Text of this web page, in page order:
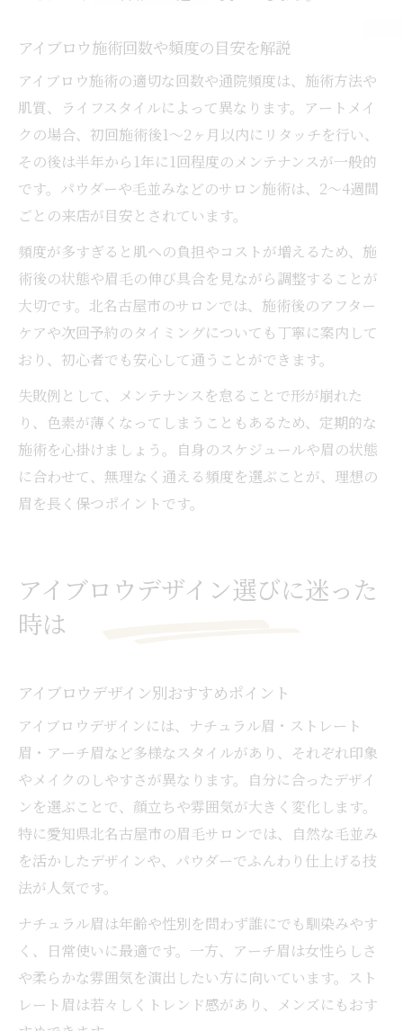
アイブロウ施術回数や頻度の目安を解説
アイブロウ施術の適切な回数や通院頻度は、施術方法や
肌質、ライフスタイルによって異なります。アートメイ
クの場合、初回施術後1～2ヶ月以内にリタッチを行い、
その後は半年から1年に1回程度のメンテナンスが一般的
です。パウダーや毛並みなどのサロン施術は、2～4週間
ごとの来店が目安とされています。
頻度が多すぎると肌への負担やコストが増えるため、施
術後の状態や眉毛の伸び具合を見ながら調整することが
大切です。北名古屋市のサロンでは、施術後のアフター
ケアや次回予約のタイミングについても丁寧に案内して
おり、初心者でも安心して通うことができます。
失敗例として、メンテナンスを怠ることで形が崩れた
り、色素が薄くなってしまうこともあるため、定期的な
施術を心掛けましょう。自身のスケジュールや眉の状態
に合わせて、無理なく通える頻度を選ぶことが、理想の
眉を長く保つポイントです。
アイブロウデザイン選びに迷った
時は
アイブロウデザイン別おすすめポイント
アイブロウデザインには、ナチュラル眉・ストレート
眉・アーチ眉など多様なスタイルがあり、それぞれ印象
やメイクのしやすさが異なります。自分に合ったデザイ
ンを選ぶことで、顔立ちや雰囲気が大きく変化します。
特に愛知県北名古屋市の眉毛サロンでは、自然な毛並み
を活かしたデザインや、パウダーでふんわり仕上げる技
法が人気です。
ナチュラル眉は年齢や性別を問わず誰にでも馴染みやす
く、日常使いに最適です。一方、アーチ眉は女性らしさ
や柔らかな雰囲気を演出したい方に向いています。スト
レート眉は若々しくトレンド感があり、メンズにもおす